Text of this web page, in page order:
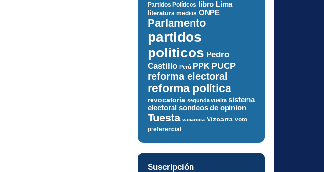
Partidos Políticos
libro Lima
literatura medios ONPE
Parlamento
partidos
politicos Pedro
Castillo Perú PPK PUCP
reforma electoral
reforma política
revocatoria segunda vuelta sistema
electoral sondeos de opinion
Tuesta vacancia Vizcarra voto
preferencial
Suscripción